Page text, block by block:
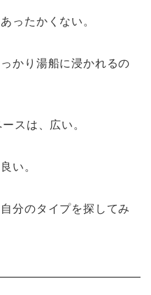
ったかくない。
かり湯船に浸かれるの
スは、広い。
い。
分のタイプを探してみ